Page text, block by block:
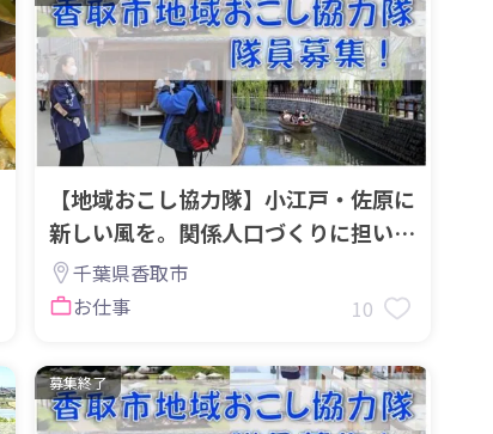
【地域おこし協力隊】小江戸・佐原に
新しい風を。関係人口づくりに担い手
募集千葉県香取市
お仕事
10
募集終了